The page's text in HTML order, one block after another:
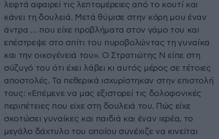
λεφτά αφαιρεί τις λεπτομέρειες από το κουτί και
κάνει τη δουλειά. Μετά θύμισε στην κόρη μου έναν
άντρα … που είχε προβλήματα στον γάμο του και
επέστρεψε στο σπίτι του πυροβολώντας τη γυναίκα
και την οικογένειά του». Ο Στρατιώτης Ν είπε στη
σύζυγό του ότι έχει λάβει κι αυτός μέρος σε τέτοιες
αποστολές. Τα πεθερικά ισχυρίστηκαν στην επιστολή
τους: «Επέμενε να μας εξιστορεί τις δολοφονικές
περιπέτειες που είχε στη δουλειά του. Πώς είχε
σκοτώσει γυναίκες και παιδιά και έναν ιερέα, το
μεγάλο δάχτυλο του οποίου συνέχιζε να κινείται